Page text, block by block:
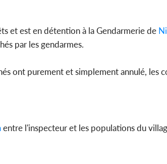
et est en détention à la Gendarmerie de
par les gendarmes.
ont purement et simplement annulé, les
entre l'inspecteur et les populations du
2026, le